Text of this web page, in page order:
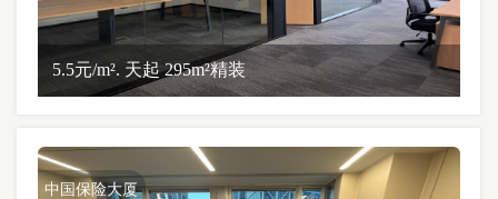
5.5元/m². 天起 295m²精装
中国保险大厦